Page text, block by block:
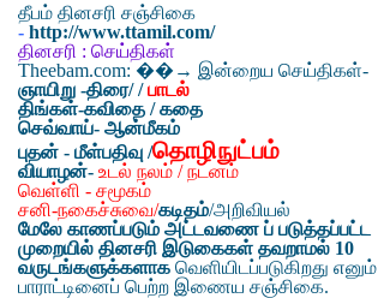
தீபம் தினசரி சஞ்சிகை
- http://www.ttamil.com/
தினசரி : செய்திகள்
Theebam.com: ��→ இன்றைய செய்திகள்-
ஞாயிறு -திரை//பாடல்
திங்கள்-கவிதை / கதை
செவ்வாய்- ஆன்மீகம்
புதன் - மீள்பதிவு /தொழிநுட்பம்
வியாழன்- உடல் நலம் / நடனம்
வெள்ளி - சமூகம்
சனி-நகைச்சுவை/கடிதம்/அறிவியல்
மேலே காணப்படும் அட்டவணை ப் படுத்தப்பட்ட
முறையில் தினசரி இடுகைகள் தவறாமல் 10
வருடங்களுக்களாக வெளியிடப்படுகிறது எனும்
பாராட்டினைப் பெற்ற இணைய சஞ்சிகை.